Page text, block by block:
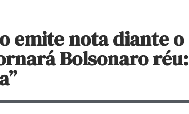
emite nota diante o
Bolsonaro réu: